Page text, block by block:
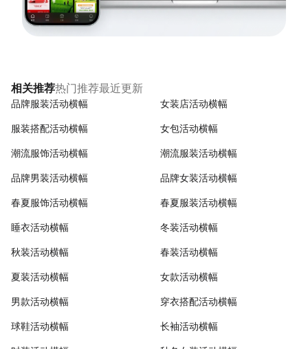
相关推荐热门推荐最近更新
品牌服装活动横幅 女装店活动横幅
服装搭配活动横幅 女包活动横幅
潮流服饰活动横幅 潮流服装活动横幅
品牌男装活动横幅 品牌女装活动横幅
春夏服饰活动横幅 春夏服装活动横幅
睡衣活动横幅 冬装活动横幅
秋装活动横幅 春装活动横幅
夏装活动横幅 女款活动横幅
男款活动横幅 穿衣搭配活动横幅
球鞋活动横幅 长袖活动横幅